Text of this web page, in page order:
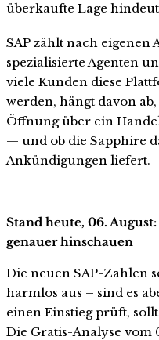
überkaufte Lage
SAP zählt nach eigenen
spezialisierte Agenten
viele Kunden diese
werden, hängt davon
Öffnung über ein
— und ob die Sapphire
Ankündigungen liefert.
Stand heute, 06.
genauer hinschauen
Die neuen SAP-Zahlen
harmlos aus – sind es
einen Einstieg prüft,
Die Gratis-Analyse vom